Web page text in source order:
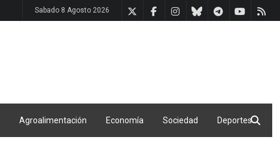
Sabado 8 Agosto 2026
Agroalimentación Economía Sociedad Deportes